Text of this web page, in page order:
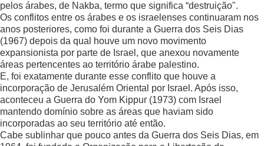
pelos árabes, de Nakba, termo que significa “destruição".
Os conflitos entre os árabes e os israelenses continuaram nos
anos posteriores, como foi durante a Guerra dos Seis Dias
(1967) depois da qual houve um novo movimento
expansionista por parte de Israel, que anexou novamente
áreas pertencentes ao território árabe palestino.
E, foi exatamente durante esse conflito que houve a
incorporação de Jerusalém Oriental por Israel. Após isso,
aconteceu a Guerra do Yom Kippur (1973) com Israel
mantendo domínio sobre as áreas que haviam sido
incorporadas ao seu território até então.
Cabe sublinhar que pouco antes da Guerra dos Seis Dias, em